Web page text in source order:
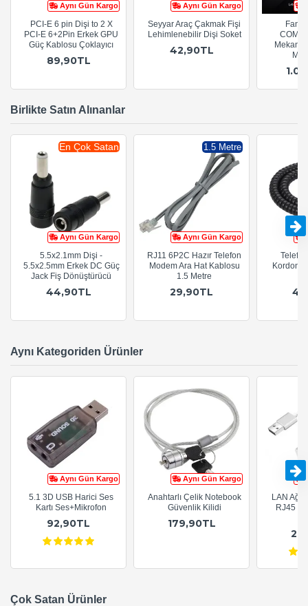
Aynı Gün Kargo
PCI-E 6 pin Dişi to 2 X
PCI-E 6+2Pin Erkek GPU
Güç Kablosu Çoklayıcı
89,90TL
Aynı Gün Kargo
Seyyar Araç Çakmak Fişi
Lehimlenebilir Dişi Soket
42,90TL
Birlikte Satın Alınanlar
Aynı Gün Kargo
En Çok Satan
5.5x2.1mm Dişi -
5.5x2.5mm Erkek DC Güç
Jack Fiş Dönüştürücü
44,90TL
Aynı Gün Kargo
1.5 Metre
RJ11 6P2C Hazır Telefon
Modem Ara Hat Kablosu
1.5 Metre
29,90TL
Kordon
Aynı Kategoriden Ürünler
Aynı Gün Kargo
5.1 3D USB Harici Ses
Kartı Ses+Mikrofon
92,90TL
Aynı Gün Kargo
Anahtarlı Çelik Notebook
Güvenlik Kilidi
179,90TL
LAN Ağ
RJ45
Çok Satan Ürünler